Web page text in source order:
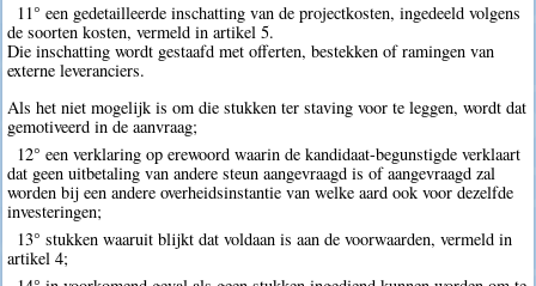
11° een gedetailleerde inschatting van de projectkosten, ingedeeld volgens
de soorten kosten, vermeld in artikel 5.
Die inschatting wordt gestaafd met offerten, bestekken of ramingen van
externe leveranciers.
Als het niet mogelijk is om die stukken ter staving voor te leggen, wordt dat
gemotiveerd in de aanvraag;
12° een verklaring op erewoord waarin de kandidaat-begunstigde verklaart
dat geen uitbetaling van andere steun aangevraagd is of aangevraagd zal
worden bij een andere overheidsinstantie van welke aard ook voor dezelfde
investeringen;
13° stukken waaruit blijkt dat voldaan is aan de voorwaarden, vermeld in
artikel 4;